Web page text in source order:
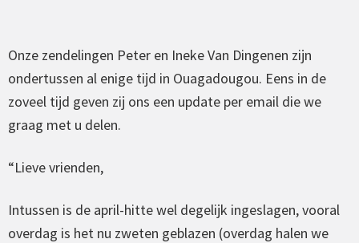
Onze zendelingen Peter en Ineke Van Dingenen zijn
ondertussen al enige tijd in Ouagadougou. Eens in de
zoveel tijd geven zij ons een update per email die we
graag met u delen.
“Lieve vrienden,
Intussen is de april-hitte wel degelijk ingeslagen, vooral
overdag is het nu zweten geblazen (overdag halen we